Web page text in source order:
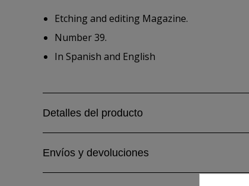
Etching and editing Magazine.
Number 39.
In Spanish and English
Detalles del producto
Envíos y devoluciones